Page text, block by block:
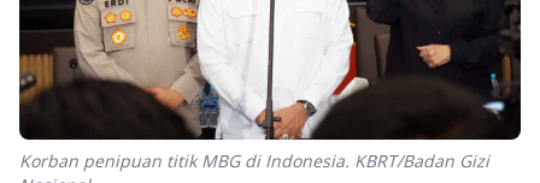
Korban penipuan titik MBG di Indonesia. KBRT/Badan Gizi